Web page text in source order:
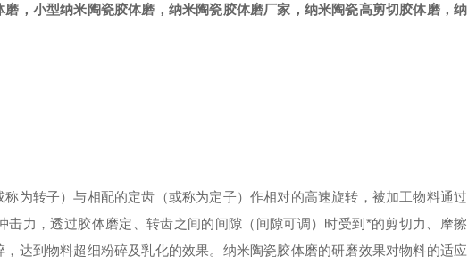
， 小型纳米陶瓷胶体磨 ， 纳米陶瓷胶体磨厂家， 纳米陶瓷高剪切胶体磨，纳
为转子）与相配的定齿（或称为定子）作相对的高速旋转，被加工物料通过
力，透过胶体磨定、转齿之间的间隙（间隙可调）时受到*的剪切力、摩擦
达到物料超细粉碎及乳化的效果。纳米陶瓷胶体磨的研磨效果对物料的适应